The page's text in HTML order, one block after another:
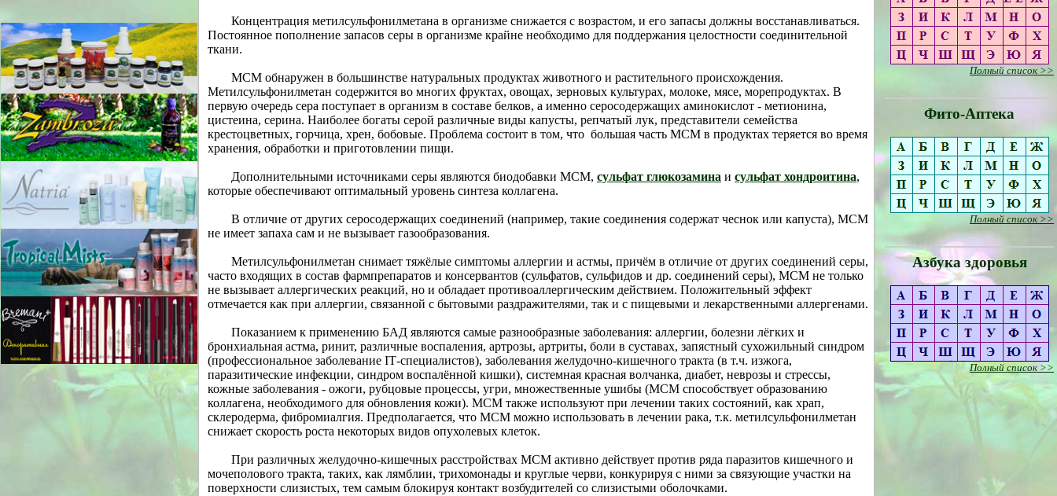
Концентрация метилсульфонилметана в организме снижается с возрастом, и его запасы должны восстанавливаться.
Постоянное пополнение запасов серы в организме крайне необходимо для поддержания целостности соединительной
ткани.
МСМ обнаружен в большинстве натуральных продуктах животного и растительного происхождения.
Метилсульфонилметан содержится во многих фруктах, овощах, зерновых культурах, молоке, мясе, морепродуктах. В
первую очередь сера поступает в организм в составе белков, а именно серосодержащих аминокислот - метионина,
цистеина, серина. Наиболее богаты серой различные виды капусты, репчатый лук, представители семейства
крестоцветных, горчица, хрен, бобовые. Проблема состоит в том, что большая часть МСМ в продуктах теряется во время
хранения, обработки и приготовлении пищи.
Дополнительными источниками серы являются биодобавки МСМ, сульфат глюкозамина и сульфат хондроитина,
которые обеспечивают оптимальный уровень синтеза коллагена.
В отличие от других серосодержащих соединений (например, такие соединения содержат чеснок или капуста), МСМ
не имеет запаха сам и не вызывает газообразования.
Метилсульфонилметан снимает тяжёлые симптомы аллергии и астмы, причём в отличие от других соединений серы,
часто входящих в состав фармпрепаратов и консервантов (сульфатов, сульфидов и др. соединений серы), МСМ не только
не вызывает аллергических реакций, но и обладает противоаллергическим действием. Положительный эффект
отмечается как при аллергии, связанной с бытовыми раздражителями, так и с пищевыми и лекарственными аллергенами.
Показанием к применению БАД являются самые разнообразные заболевания: аллергии, болезни лёгких и
бронхиальная астма, ринит, различные воспаления, артрозы, артриты, боли в суставах, запястный сухожильный синдром
(профессиональное заболевание IT-специалистов), заболевания желудочно-кишечного тракта (в т.ч. изжога,
паразитические инфекции, синдром воспалённой кишки), системная красная волчанка, диабет, неврозы и стрессы,
кожные заболевания - ожоги, рубцовые процессы, угри, множественные ушибы (МСМ способствует образованию
коллагена, необходимого для обновления кожи). МСМ также используют при лечении таких состояний, как храп,
склеродерма, фибромиалгия. Предполагается, что МСМ можно использовать в лечении рака, т.к. метилсульфонилметан
снижает скорость роста некоторых видов опухолевых клеток.
При различных желудочно-кишечных расстройствах МСМ активно действует против ряда паразитов кишечного и
мочеполового тракта, таких, как лямблии, трихомонады и круглые черви, конкурируя с ними за связующие участки на
поверхности слизистых, тем самым блокируя контакт возбудителей со слизистыми оболочками.
Полный список >>
Фито-Аптека
Полный список >>
Азбука здоровья
Полный список >>